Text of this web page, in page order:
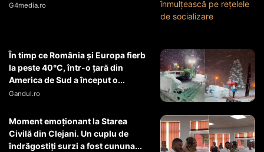
G4media.ro
În timp ce România și Europa fierb
la peste 40°C, într-o țară din
America de Sud a început o...
Gandul.ro
Moment emoționant la Starea
Civilă din Clejani. Un cuplu de
îndrăgostiți surzi a fost cununa...